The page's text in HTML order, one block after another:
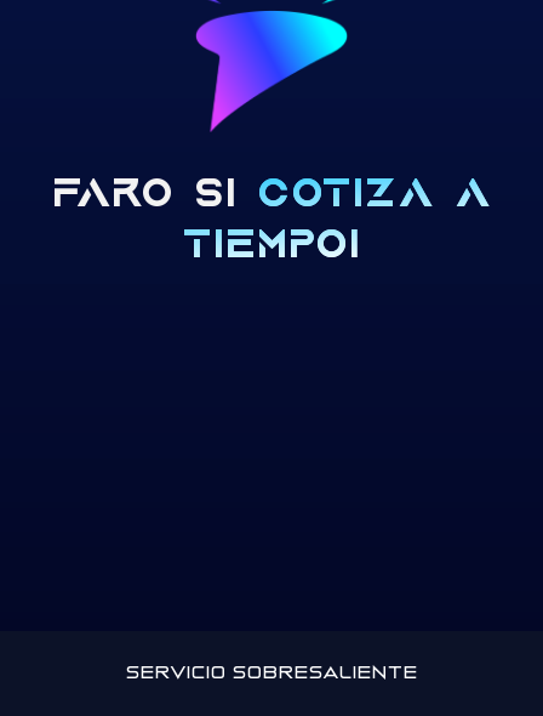
FARO SÍCOTI|
SERVICIO SOBRESALIENTE